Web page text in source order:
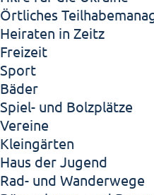
Örtliches
Heiraten in Zeitz
Freizeit
Sport
Bäder
Spiel- und Bolzplätze
Vereine
Kleingärten
Haus der Jugend
Rad- und Wanderwege